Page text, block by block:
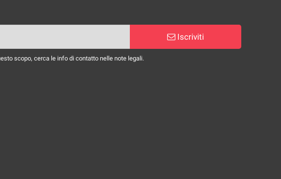
Iscriviti
scopo, cerca le info di contatto nelle note legali.